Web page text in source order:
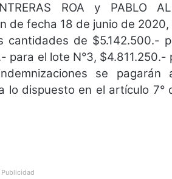
ROA y PABLO
de fecha 18 de junio de
cantidades de $5.142.500.-
para el lote N°3, $4.811.250.-
se pagarán
lo dispuesto en el artículo 7°
Publicidad